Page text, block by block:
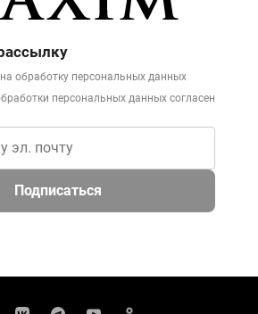
на обработку персональных данных
персональных данных согласен
Подписаться